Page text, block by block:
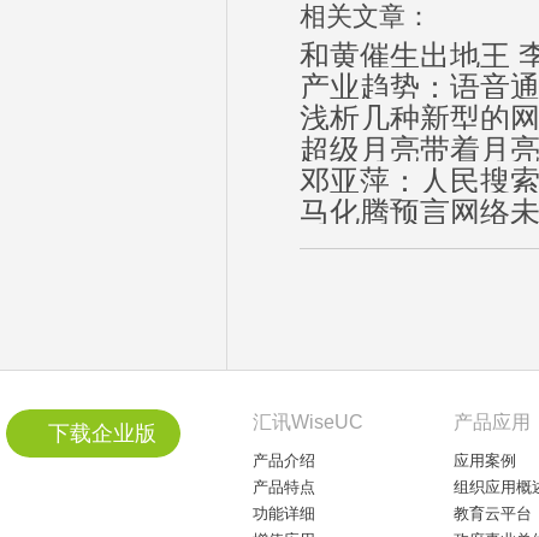
相关文章：
和黄催生出地王
产业趋势：语音
浅析几种新型的
超级月亮带着月
邓亚萍：人民搜
马化腾预言网络
下载企业版 汇讯WiseUC
产品介绍
产品特点
功能详细
产品应用
应用案例
组织应用概
教育云平台